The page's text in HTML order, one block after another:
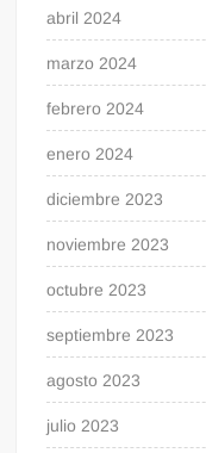
abril 2024
marzo 2024
febrero 2024
enero 2024
diciembre 2023
noviembre 2023
octubre 2023
septiembre 2023
agosto 2023
julio 2023